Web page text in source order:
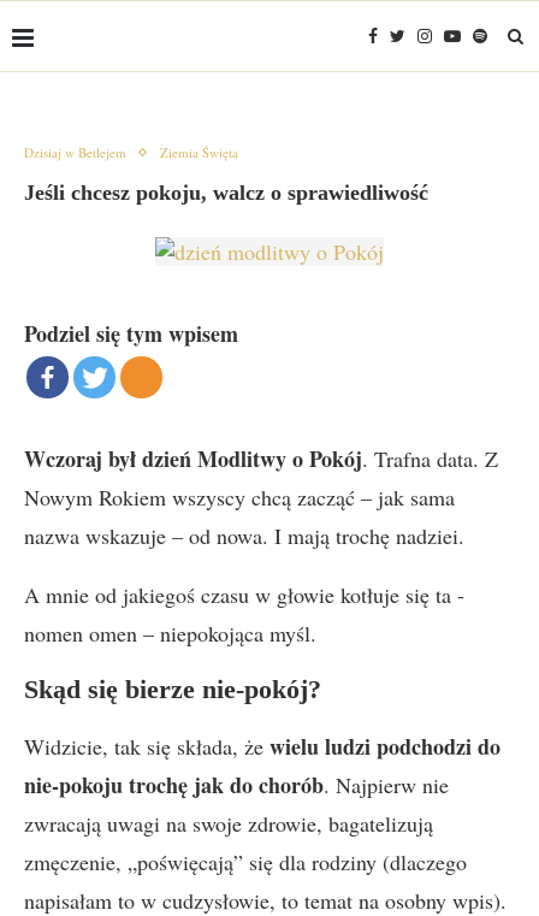
Dzisiaj w Betlejem Ziemia Święta
Jeśli chcesz pokoju, walcz o sprawiedliwość
Podziel się tym wpisem
Wczoraj był dzień Modlitwy o Pokój. Trafna data. Z
Nowym Rokiem wszyscy chcą zacząć – jak sama
nazwa wskazuje – od nowa. I mają trochę nadziei.
A mnie od jakiegoś czasu w głowie kotłuje się ta -
nomen omen – niepokojąca myśl.
Skąd się bierze nie-pokój?
Widzicie, tak się składa, że wielu ludzi podchodzi do
nie-pokoju trochę jak do chorób. Najpierw nie
zwracają uwagi na swoje zdrowie, bagatelizują
zmęczenie, „poświęcają” się dla rodziny (dlaczego
napisałam to w cudzysłowie, to temat na osobny wpis).